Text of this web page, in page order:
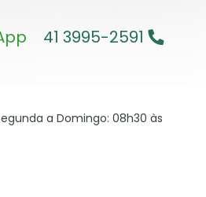
41 3995-2591
a Domingo: 08h30 às